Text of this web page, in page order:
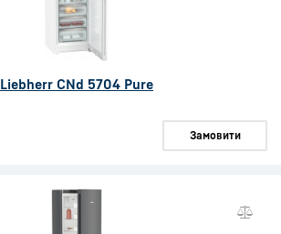
Liebherr CNd 5704 Pure
Замовити